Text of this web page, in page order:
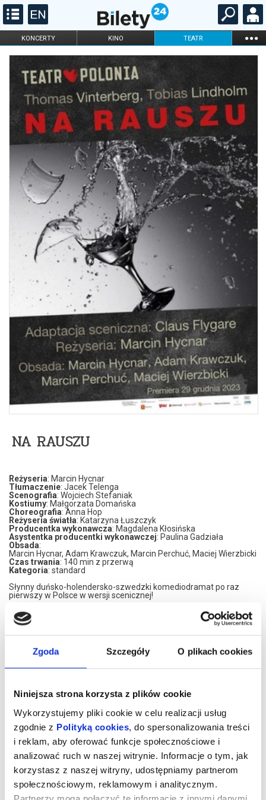
Zgoda Szczegóły O plikach cookies
Niniejsza strona korzysta z plików cookie
Wykorzystujemy pliki cookie w celu realizacji usług
zgodnie z Polityką cookies , do spersonalizowania treści
i reklam, aby oferować funkcje społecznościowe i
analizować ruch w naszej witrynie. Informacje o tym, jak
korzystasz z naszej witryny, udostępniamy partnerom
społecznościowym, reklamowym i analitycznym.
KONCERTY KINO TEATR ...
FILHARMONIA OPERA I BALET
DLA DZIECI
ONLINE
NA RAUSZU
Reżyseria: Marcin Hycnar
Tłumaczenie: Jacek Telenga
Scenografia: Wojciech Stefaniak
Kostiumy: Małgorzata Domańska
Choreografia: Anna Hop
Reżyseria światła: Katarzyna Łuszczyk
Producentka wykonawcza: Magdalena Kłosińska
Asystentka producentki wykonawczej: Paulina Gadziała
Obsada:
Marcin Hycnar, Adam Krawczuk, Marcin Perchuć, Maciej Wierzbicki
Czas trwania: 140 min z przerwą
Kategoria: standard
Słynny duńsko-holendersko-szwedzki komediodramat po raz
pierwszy w Polsce w wersji scenicznej!
Filmowy pierwowzór z 2020 roku w reżyserii Thomasa
Vinterberga (współautora adaptacji teatralnej) cieszył się
zasłużenie ogromnym powodzeniem w kinach, dostał też Oscara
dla najlepszego filmu nieamerykańskiego i aż cztery Europejskie
Nagrody Filmowe (najlepszy film, reżyser, aktor i scenarzysta)
oraz ponad 20 innych nagród na całym świecie.
Jest to historia czterech zmęczonych życiem nauczycieli, którzy
płynie o pół promila alkoholu za mało. Przyjaciele w ramach
swoisty niedobór, by przekonać się na własnej skórze jak
codzienny lekki rausz będzie wpływał na ich pracę i życie
prywatne.
Na scenie Polonii znakomici aktorzy Teatru Montownia - Adam
Krawczuk, Marcin Perchuć i Maciej Wierzbicki oraz Marcin Hycnar,
który spektakl również wyreżyserował.
*******
czytaj więcej o
wydarzeniu